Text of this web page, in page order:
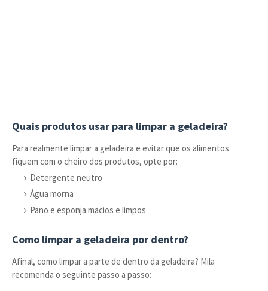
Quais produtos usar para limpar a geladeira?
Para realmente limpar a geladeira e evitar que os alimentos
fiquem com o cheiro dos produtos, opte por:
Detergente neutro
Água morna
Pano e esponja macios e limpos
Como limpar a geladeira por dentro?
Afinal, como limpar a parte de dentro da geladeira? Mila
recomenda o seguinte passo a passo: